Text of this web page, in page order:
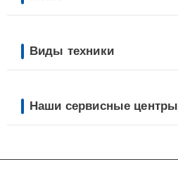
Виды техники
Наши сервисные центры